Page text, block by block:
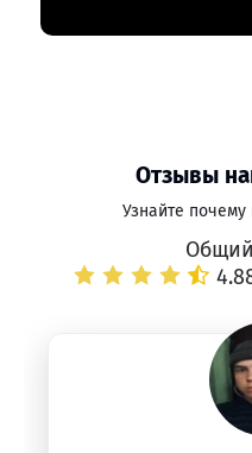
Отзывы
Узнайте